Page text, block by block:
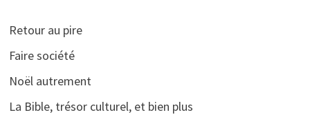
Retour au pire
Faire société
Noël autrement
La Bible, trésor culturel, et bien plus